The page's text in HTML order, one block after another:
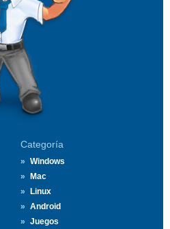
Categoría
Windows
Mac
Linux
Android
Juegos